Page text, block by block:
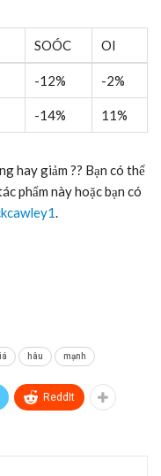
SOÓC OI
-12% -2%
-14% 11%
hay giảm ?? Bạn có thể
phẩm này hoặc bạn có
.
hâu mạnh
ReddIt